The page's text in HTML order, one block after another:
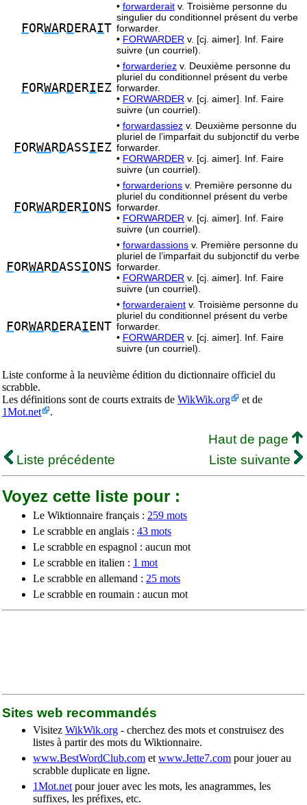
FORWARD ERAIT
• forwarderait v. Troisième personne du
singulier du conditionnel présent du verbe
forwarder.
• FORWARDER v. [cj. aimer]. Inf. Faire
suivre (un courriel).
FORWARD ERI EZ
• forwarderiez v. Deuxième personne du
pluriel du conditionnel présent du verbe
forwarder.
• FORWARDER v. [cj. aimer]. Inf. Faire
suivre (un courriel).
FORWARDASSI EZ
• forwardassiez v. Deuxième personne du
pluriel de l’imparfait du subjonctif du verbe
forwarder.
• FORWARDER v. [cj. aimer]. Inf. Faire
suivre (un courriel).
FORWARD ERIONS
• forwarderions v. Première personne du
pluriel du conditionnel présent du verbe
forwarder.
• FORWARDER v. [cj. aimer]. Inf. Faire
suivre (un courriel).
FORWARDASSIONS
• forwardassions v. Première personne du
pluriel de l’imparfait du subjonctif du verbe
forwarder.
• FORWARDER v. [cj. aimer]. Inf. Faire
suivre (un courriel).
FORWARD ERAI ENT
• forwarderaient v. Troisième personne du
pluriel du conditionnel présent du verbe
forwarder.
• FORWARDER v. [cj. aimer]. Inf. Faire
suivre (un courriel).
Liste conforme à la neuvième édition du dictionnaire officiel du
scrabble.
Les définitions sont de courts extraits de WikWik.org
et de
1Mot.net
.
Haut de page
Liste précédente
Liste suivante
Voyez cette liste pour :
Le Wiktionnaire français : 259 mots
Le scrabble en anglais : 43 mots
Le scrabble en espagnol : aucun mot
Le scrabble en italien : 1 mot
Le scrabble en allemand : 25 mots
Le scrabble en roumain : aucun mot
Sites web recommandés
Visitez WikWik.org - cherchez des mots et construisez des
listes à partir des mots du Wiktionnaire.
www.BestWordClub.com et www.Jette7.com pour jouer au
scrabble duplicate en ligne.
1Mot.net pour jouer avec les mots, les anagrammes, les
suffixes, les préfixes, etc.